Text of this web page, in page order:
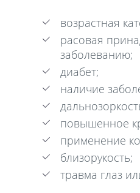
возрастная
расовая
заболеванию;
диабет;
наличие
повышенное
применение
близорукость;
травма глаз